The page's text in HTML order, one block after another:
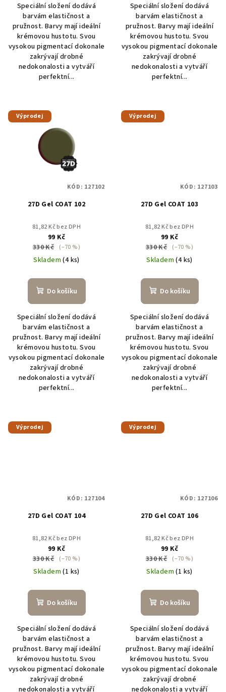
Speciální složení dodává
barvám elastičnost a
pružnost. Barvy mají ideální
krémovou hustotu. Svou
vysokou pigmentací dokonale
zakrývají drobné
nedokonalosti a vytváří
perfektní...
Speciální složení dodává
barvám elastičnost a
pružnost. Barvy mají ideální
krémovou hustotu. Svou
vysokou pigmentací dokonale
zakrývají drobné
nedokonalosti a vytváří
perfektní...
Výprodej
27D Gel COAT 102
81,82 Kč bez DPH
99 Kč
330 Kč
(–70 %)
Skladem(4 ks)
Do košíku
Speciální složení dodává
barvám elastičnost a
pružnost. Barvy mají ideální
krémovou hustotu. Svou
vysokou pigmentací dokonale
zakrývají drobné
nedokonalosti a vytváří
perfektní...
KÓD: 127102
Výprodej
27D Gel COAT 103
81,82 Kč bez DPH
99 Kč
330 Kč
(–70 %)
Skladem(4 ks)
Do košíku
Speciální složení dodává
barvám elastičnost a
pružnost. Barvy mají ideální
krémovou hustotu. Svou
vysokou pigmentací dokonale
zakrývají drobné
nedokonalosti a vytváří
perfektní...
KÓD: 127103
Výprodej
27D Gel COAT 104
81,82 Kč bez DPH
99 Kč
330 Kč
(–70 %)
Skladem(1 ks)
Do košíku
Speciální složení dodává
barvám elastičnost a
pružnost. Barvy mají ideální
krémovou hustotu. Svou
vysokou pigmentací dokonale
zakrývají drobné
nedokonalosti a vytváří
KÓD: 127104
Výprodej
27D Gel COAT 106
81,82 Kč bez DPH
99 Kč
330 Kč
(–70 %)
Skladem(1 ks)
Do košíku
Speciální složení dodává
barvám elastičnost a
pružnost. Barvy mají ideální
krémovou hustotu. Svou
vysokou pigmentací dokonale
zakrývají drobné
nedokonalosti a vytváří
KÓD: 127106